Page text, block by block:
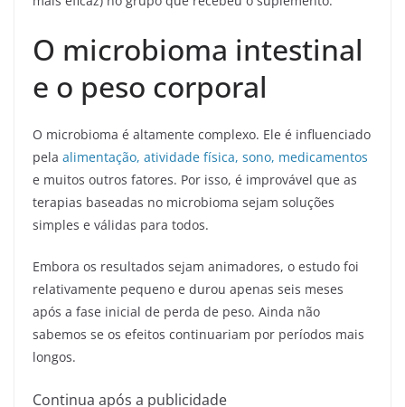
O microbioma intestinal
e o peso corporal
O microbioma é altamente complexo. Ele é influenciado
pela alimentação, atividade física, sono, medicamentos
e muitos outros fatores. Por isso, é improvável que as
terapias baseadas no microbioma sejam soluções
simples e válidas para todos.
Embora os resultados sejam animadores, o estudo foi
relativamente pequeno e durou apenas seis meses
após a fase inicial de perda de peso. Ainda não
sabemos se os efeitos continuariam por períodos mais
longos.
Continua após a publicidade